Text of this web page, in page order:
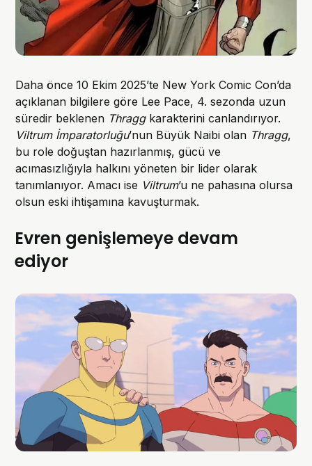
Daha önce 10 Ekim 2025’te New York Comic Con’da
açıklanan bilgilere göre Lee Pace, 4. sezonda uzun
süredir beklenen Thraggkarakterini canlandırıyor.
Viltrum İmparatorluğu’nun Büyük Naibi olan Thragg,
bu role doğuştan hazırlanmış, gücü ve
acımasızlığıyla halkını yöneten bir lider olarak
tanımlanıyor. Amacı ise Viltrum’u ne pahasına olursa
olsun eski ihtişamına kavuşturmak.
Evren genişlemeye devam
ediyor